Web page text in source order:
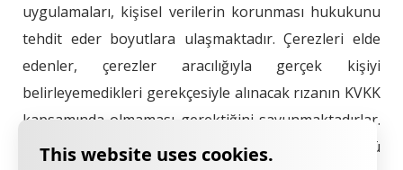
uygulamaları, kişisel verilerin korunması hukukunu
tehdit eder boyutlara ulaşmaktadır. Çerezleri elde
edenler, çerezler aracılığıyla gerçek kişiyi
belirleyemedikleri gerekçesiyle alınacak rızanın KVKK
kapsamında olmaması gerektiğini savunmaktadırlar.
Oysaki gelişen teknoloji beraberinde her türlü